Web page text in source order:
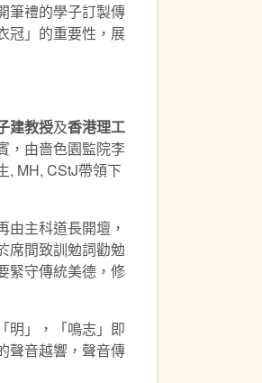
筆禮的學子訂製傳
冠」的重要性，展
建教授及香港理工
，由嗇色園監院李
, MH, CStJ帶領下
主科道長開壇，
席間致訓勉詞勸勉
緊守傳統美德，修
明」，「鳴志」即
聲音越響，聲音傳